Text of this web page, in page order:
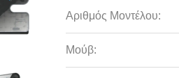
Αριθμός Μοντέλου:
Μούβ: